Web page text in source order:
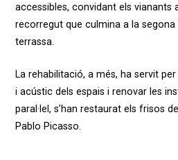
accessibles, convidant els vianants
recorregut que culmina a la segona
terrassa.
La rehabilitació, a més, ha servit
i acústic dels espais i renovar les
paral·lel, s’han restaurat els frisos
Pablo Picasso.